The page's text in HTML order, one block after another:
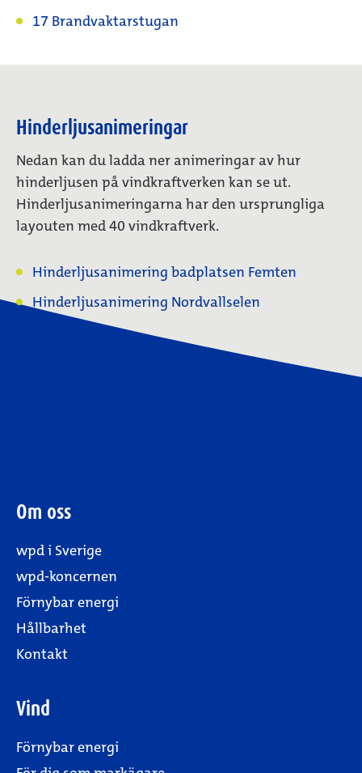
17 Brandvaktarstugan
Hinderljusanimeringar
Nedan kan du ladda ner animeringar av hur
hinderljusen på vindkraftverken kan se ut.
Hinderljusanimeringarna har den ursprungliga
layouten med 40 vindkraftverk.
Hinderljusanimering badplatsen Femten
Hinderljusanimering Nordvallselen
Om oss
wpd i Sverige
wpd-koncernen
Förnybar energi
Hållbarhet
Kontakt
Vind
Förnybar energi